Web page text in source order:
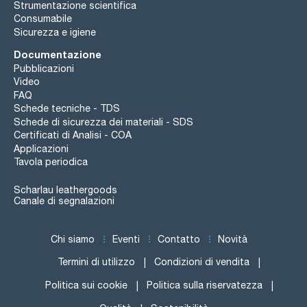
Strumentazione scientifica
Consumabile
Sicurezza e igiene
Documentazione
Pubblicazioni
Video
FAQ
Schede tecniche - TDS
Schede di sicurezza dei materiali - SDS
Certificati di Analisi - COA
Applicazioni
Tavola periodica
Scharlau leathergoods
Canale di segnalazioni
Chi siamo Eventi Contatto Novità
Termini di utilizzo Condizioni di vendita
Politica sui cookie Politica sulla riservatezza